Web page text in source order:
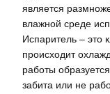
является
влажной среде
Испаритель – это
происходит
работы
забита или не